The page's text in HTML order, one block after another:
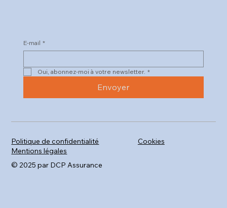
E-mail *
Oui, abonnez-moi à votre newsletter. *
Envoyer
Politique de confidentialité
Mentions légales
© 2025 par DCP Assurance
Cookies